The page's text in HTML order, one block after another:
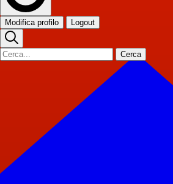
Modifica profilo Logout
Cerca